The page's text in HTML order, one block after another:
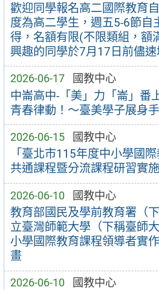
歡迎同學報名高二國際教育
度為高二學生，週五5-6節自
得，名額有限(不限類組，額
興趣的同學於7月17日前儘速
2026-06-17 國教中心
中崙高中-「美」力「崙」番
青春律動！～臺美學子展身
2026-06-15 國教中心
「臺北市115年度中小學國
共通課程暨分流課程研習實
2026-06-10 國教中心
教育部國民及學前教育署（
立臺灣師範大學（下稱臺師
小學國際教育課程領導者實
畫
2026-06-10 國教中心